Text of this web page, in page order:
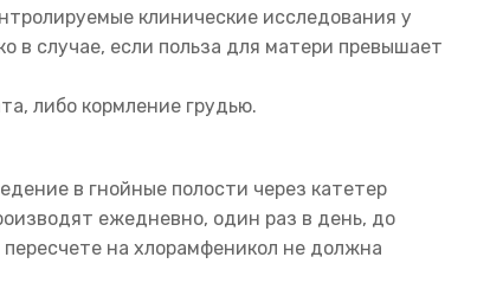
клинические исследования у
в случае, если польза для матери превышает
либо кормление грудью.
в гнойные полости через катетер
ежедневно, один раз в день, до
на хлорамфеникол не должна